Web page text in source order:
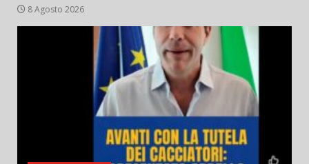
8 Agosto 2026